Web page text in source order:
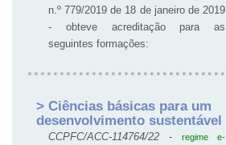
n.º 779/2019 de 18 de janeiro de 2019
- obteve acreditação para as
seguintes formações:
> Ciências básicas para um
desenvolvimento sustentável
CCPFC/ACC-114764/22 -
regime e-